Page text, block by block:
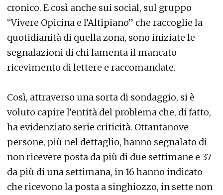
cronico. E così anche sui social, sul gruppo
“Vivere Opicina e l’Altipiano” che raccoglie la
quotidianità di quella zona, sono iniziate le
segnalazioni di chi lamenta il mancato
ricevimento di lettere e raccomandate.
Così, attraverso una sorta di sondaggio, si è
voluto capire l’entità del problema che, di fatto,
ha evidenziato serie criticità. Ottantanove
persone, più nel dettaglio, hanno segnalato di
non ricevere posta da più di due settimane e 37
da più di una settimana, in 16 hanno indicato
che ricevono la posta a singhiozzo, in sette non